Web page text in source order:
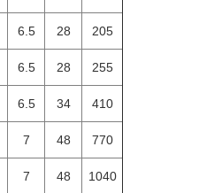
6.5 28
205
6.5 28
255
6.5 34
410
7 48
770
7 48
1040